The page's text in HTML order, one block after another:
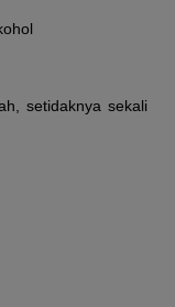
setidaknya sekali